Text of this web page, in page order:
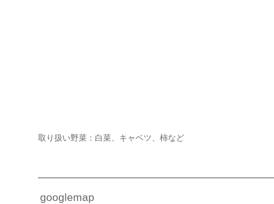
取り扱い野菜：白菜、キャベツ、柿など
googlemap